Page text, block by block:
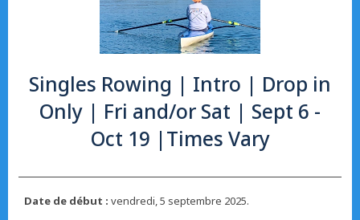
Singles Rowing | Intro | Drop in
Only | Fri and/or Sat | Sept 6 -
Oct 19 |Times Vary
Date de début : vendredi, 5 septembre 2025.